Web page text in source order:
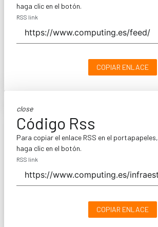
haga clic en el botón.
RSS link
COPIAR ENLACE
close
Código Rss
Para copiar el enlace RSS en el portapapeles,
haga clic en el botón.
RSS link
COPIAR ENLACE